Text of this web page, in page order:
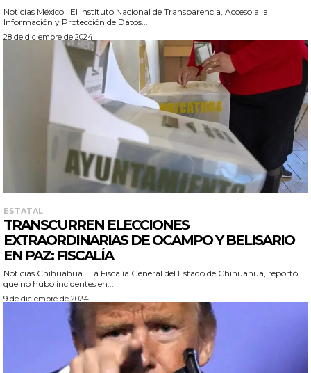
Noticias México El Instituto Nacional de Transparencia, Acceso a la
Información y Protección de Datos...
28 de diciembre de 2024
ESTATAL
TRANSCURREN ELECCIONES
EXTRAORDINARIAS DE OCAMPO Y BELISARIO
EN PAZ: FISCALÍA
Noticias Chihuahua La Fiscalía General del Estado de Chihuahua, reportó
que no hubo incidentes en...
9 de diciembre de 2024